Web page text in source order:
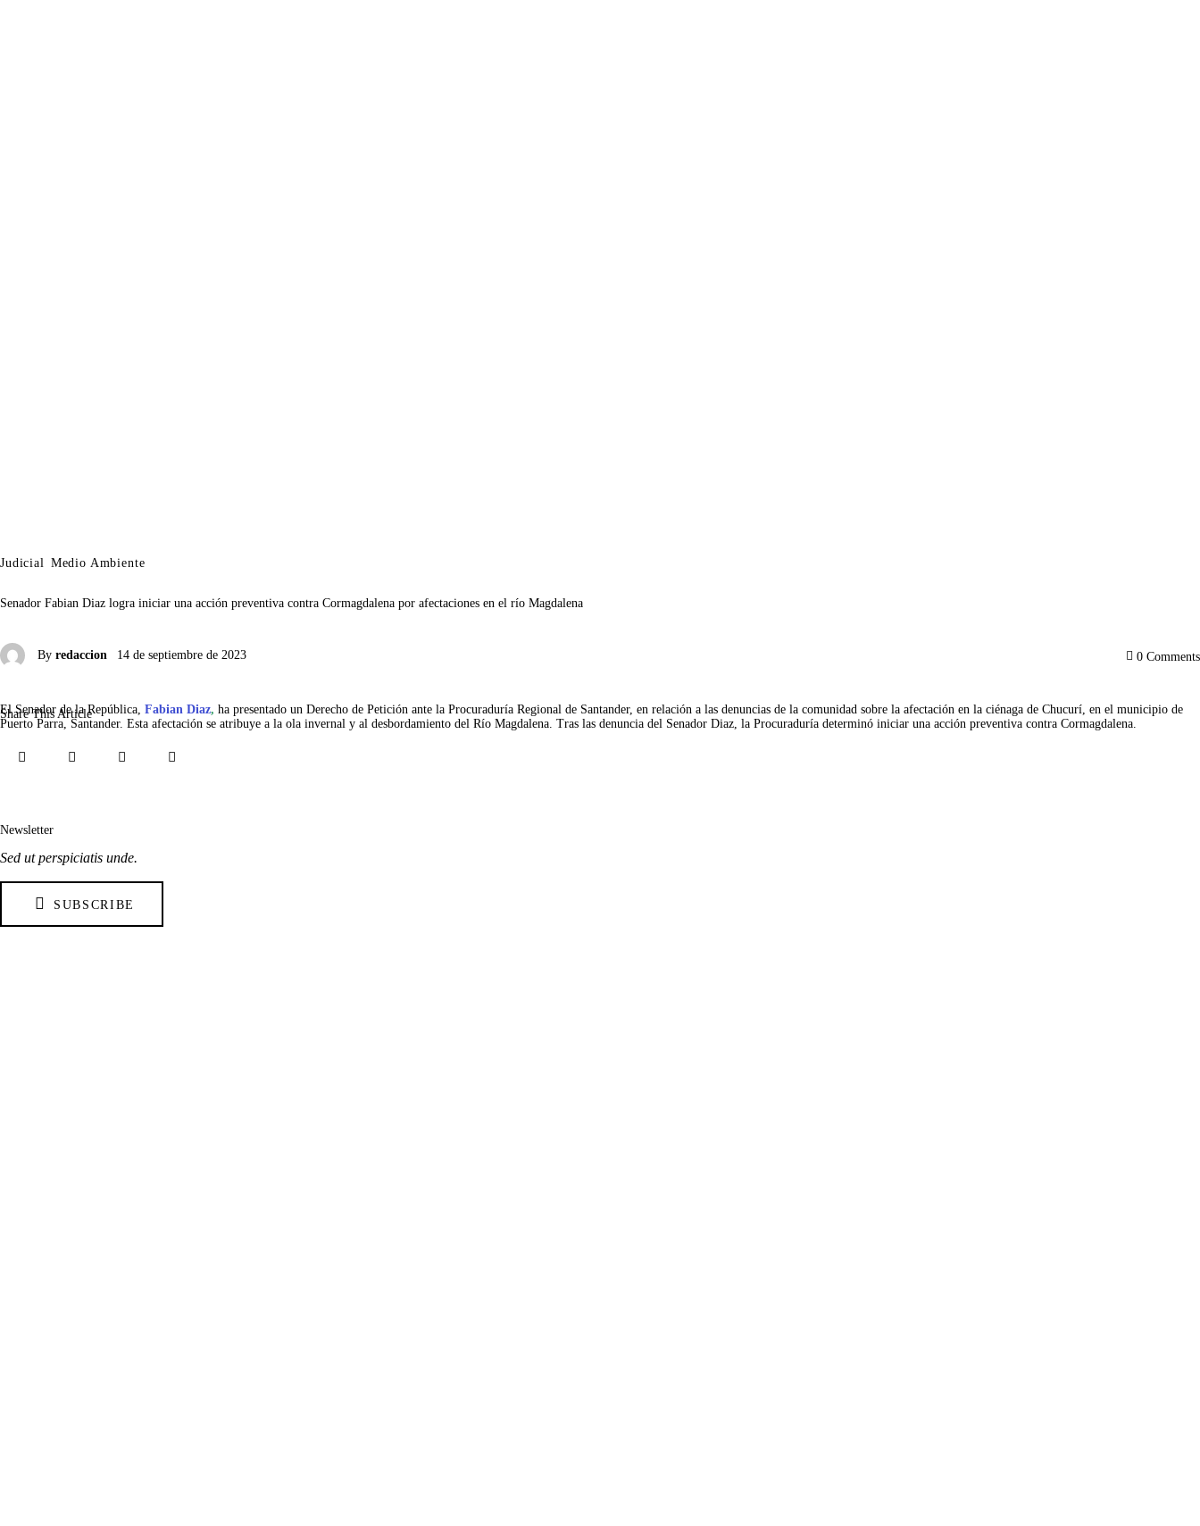
Judicial Medio Ambiente
Senador Fabian Diaz logra iniciar una acción preventiva contra Cormagdalena por afectaciones en el río Magdalena
By redaccion 14 de septiembre de 2023 0 Comments
Share This Article
Newsletter
Sed ut perspiciatis unde.
SUBSCRIBE
El Senador de la República, Fabian Diaz, ha presentado un Derecho de Petición ante la Procuraduría Regional de Santander, en relación a las denuncias de la comunidad sobre la afectación en la ciénaga de Chucurí, en el municipio de
Puerto Parra, Santander. Esta afectación se atribuye a la ola invernal y al desbordamiento del Río Magdalena. Tras las denuncia del Senador Diaz, la Procuraduría determinó iniciar una acción preventiva contra Cormagdalena.